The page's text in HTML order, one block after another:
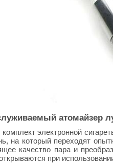
атомайзер
комплект электронной
на который переходят
качество пара и
при